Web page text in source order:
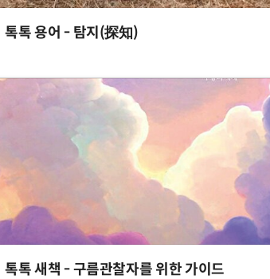
톡톡 용어 - 탐지(探知)
톡톡 새책 - 구름관찰자를 위한 가이드